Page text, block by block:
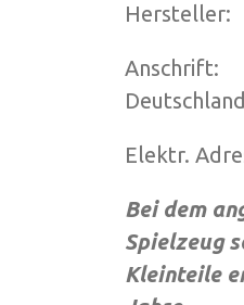
Deutschland
Elektr.
Bei dem
Spielzeug
Kleinteile